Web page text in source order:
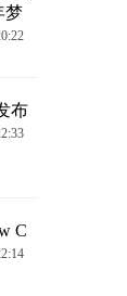
梦
布
C